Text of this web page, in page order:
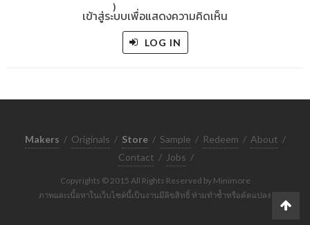
)
เข้าสู่ระบบเพื่อแสดงความคิดเห็น
LOG IN
Makers / Originals / Store / Sample / Redeem / About /
Contact / Jobs /
Copyrights © 2015 All Rights Reserved by Minimore
ภาพและเนื้อหาในเว็บไซต์นี้เป็นงานมีลิขสิทธิ์ ห้ามทำซ้ำหรือดัดแปลง